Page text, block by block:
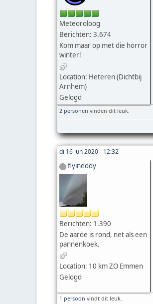
Meteoroloog
Berichten: 3.674
Kom maar op met die horror
winter!
Location: Heteren (Dichtbij
Arnhem)
Gelogd
2 personen vinden dit leuk.
di 16 jun 2020 - 12:32
flyineddy
Berichten: 1.390
De aarde is rond, net als een
pannenkoek.
Location: 10 km ZO Emmen
Gelogd
1 persoon vindt dit leuk.